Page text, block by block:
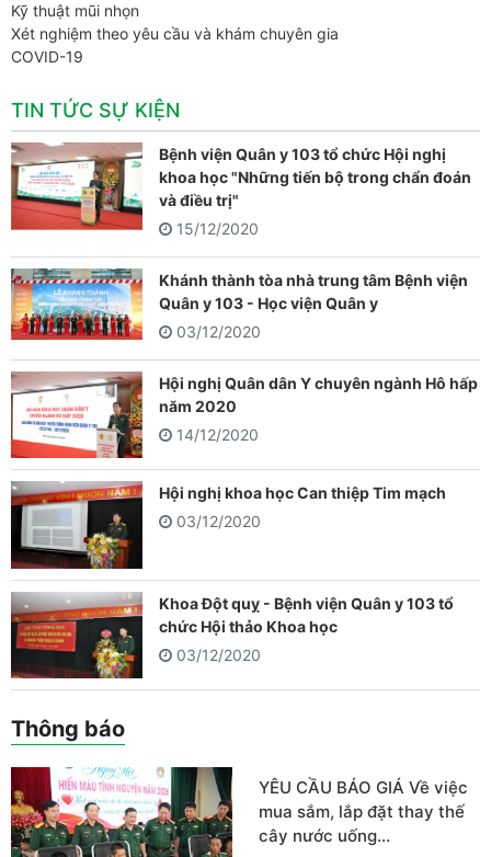
Kỹ thuật mũi nhọn
Xét nghiệm theo yêu cầu và khám chuyên gia
COVID-19
TIN TỨC SỰ KIỆN
Bệnh viện Quân y 103 tổ chức Hội nghị
khoa học "Những tiến bộ trong chẩn đoán
và điều trị"
15/12/2020
Khánh thành tòa nhà trung tâm Bệnh viện
Quân y 103 - Học viện Quân y
03/12/2020
Hội nghị Quân dân Y chuyên ngành Hô hấp
năm 2020
14/12/2020
Hội nghị khoa học Can thiệp Tim mạch
03/12/2020
Khoa Đột quỵ - Bệnh viện Quân y 103 tổ
chức Hội thảo Khoa học
03/12/2020
Thông báo
YÊU CẦU BÁO GIÁ Về việc
mua sắm, lắp đặt thay thế
cây nước uống…